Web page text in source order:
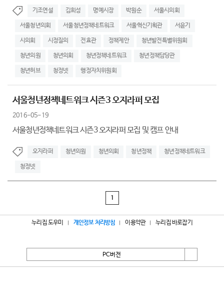
기조연설 김희성 명예시장 박원순 서울시의회
서울청년의회 서울청년정책네트워크 서울혁신기획관 서윤기
시의회 시정질의 전효관 정책제안 청년발전특별위원회
청년의원 청년의회 청년정책네트워크 청년정책담당관
청년허브 청정넷 행정자치위원회
서울청년정책네트워크 시즌3 오지라퍼 모집
2016-05-19
서울청년정책네트워크 시즌3 오지라퍼 모집 및 캠프 안내
오지라퍼 청년의원 청년의회 청년정책 청년정책네트워크
청정넷
1
누리집 도우미 개인정보 처리방침 이용약관 누리집 바로잡기
PC버전